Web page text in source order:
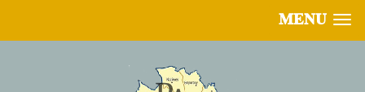
MENU